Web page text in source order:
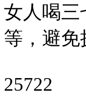
女人喝三
等，避
25722